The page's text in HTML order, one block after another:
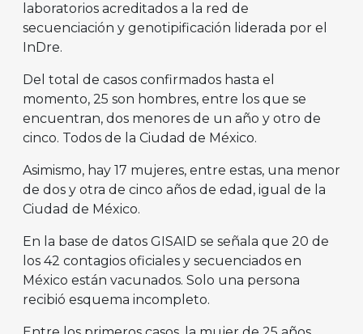
laboratorios acreditados a la red de
secuenciación y genotipificación liderada por el
InDre.
Del total de casos confirmados hasta el
momento, 25 son hombres, entre los que se
encuentran, dos menores de un año y otro de
cinco. Todos de la Ciudad de México.
Asimismo, hay 17 mujeres, entre estas, una menor
de dos y otra de cinco años de edad, igual de la
Ciudad de México.
En la base de datos GISAID se señala que 20 de
los 42 contagios oficiales y secuenciados en
México están vacunados. Solo una persona
recibió esquema incompleto.